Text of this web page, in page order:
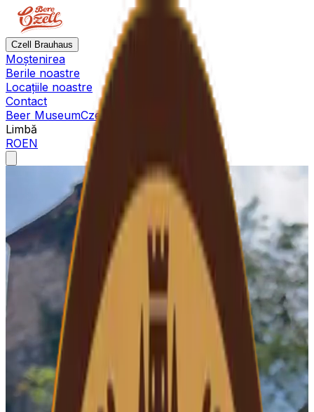
Czell Brauhaus
Moștenirea
Berile noastre
Locațiile noastre
Contact
Beer MuseumCzell Beer Museum
Limbă
ROEN